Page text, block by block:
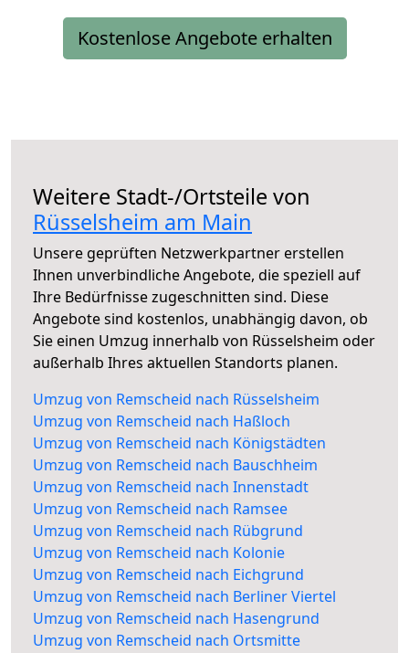
Kostenlose Angebote erhalten
Weitere Stadt-/Ortsteile von
Rüsselsheim am Main
Unsere geprüften Netzwerkpartner erstellen
Ihnen unverbindliche Angebote, die speziell auf
Ihre Bedürfnisse zugeschnitten sind. Diese
Angebote sind kostenlos, unabhängig davon, ob
Sie einen Umzug innerhalb von Rüsselsheim oder
außerhalb Ihres aktuellen Standorts planen.
Umzug von Remscheid nach Rüsselsheim
Umzug von Remscheid nach Haßloch
Umzug von Remscheid nach Königstädten
Umzug von Remscheid nach Bauschheim
Umzug von Remscheid nach Innenstadt
Umzug von Remscheid nach Ramsee
Umzug von Remscheid nach Rübgrund
Umzug von Remscheid nach Kolonie
Umzug von Remscheid nach Eichgrund
Umzug von Remscheid nach Berliner Viertel
Umzug von Remscheid nach Hasengrund
Umzug von Remscheid nach Ortsmitte